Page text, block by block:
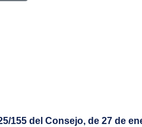
155 del Consejo, de 27 de